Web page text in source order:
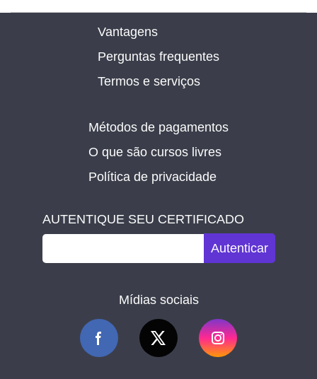
Vantagens
Perguntas frequentes
Termos e serviços
Métodos de pagamentos
O que são cursos livres
Política de privacidade
AUTENTIQUE SEU CERTIFICADO
Autenticar
Mídias sociais